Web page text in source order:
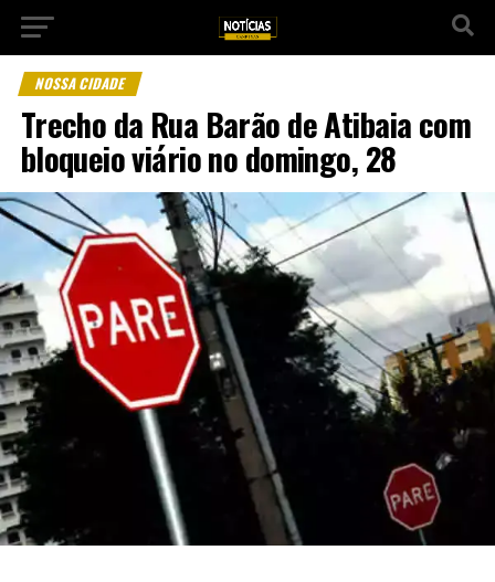
NOSSA CIDADE
Trecho da Rua Barão de Atibaia com
bloqueio viário no domingo, 28